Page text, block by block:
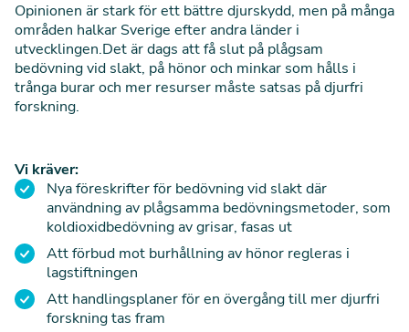
Opinionen är stark för ett bättre djurskydd, men på många
områden halkar Sverige efter andra länder i
utvecklingen.Det är dags att få slut på plågsam
bedövning vid slakt, på hönor och minkar som hålls i
trånga burar och mer resurser måste satsas på djurfri
forskning.
Vi kräver:
Nya föreskrifter för bedövning vid slakt där
användning av plågsamma bedövningsmetoder, som
koldioxidbedövning av grisar, fasas ut
Att förbud mot burhållning av hönor regleras i
lagstiftningen
Att handlingsplaner för en övergång till mer djurfri
forskning tas fram